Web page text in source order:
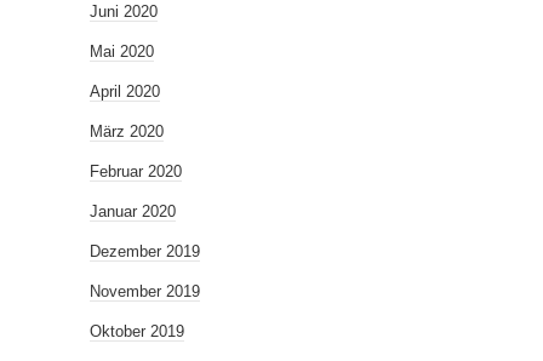
Juni 2020
Mai 2020
April 2020
März 2020
Februar 2020
Januar 2020
Dezember 2019
November 2019
Oktober 2019